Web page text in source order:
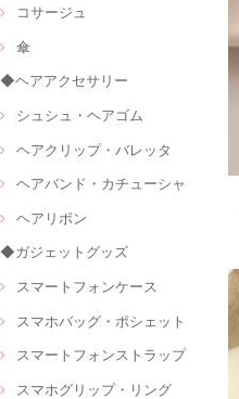
コサージュ
傘
◆ヘアアクセサリー
シュシュ・ヘアゴム
ヘアクリップ・バレッタ
ヘアバンド・カチューシャ
ヘアリボン
◆ガジェットグッズ
スマートフォンケース
スマホバッグ・ポシェット
スマートフォンストラップ
スマホグリップ・リング